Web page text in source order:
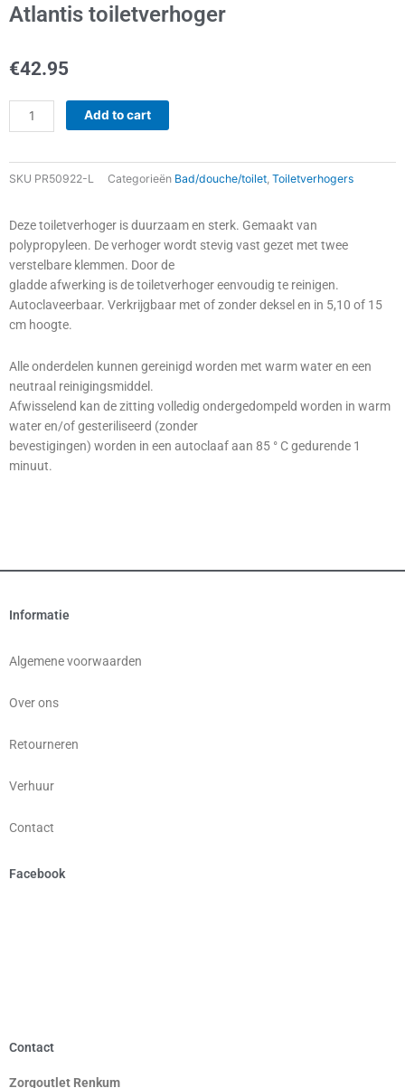
Atlantis toiletverhoger
€42.95
Atlantis
toiletverhoger
Add to cart
SKU PR50922-L Categorieën Bad/douche/toilet Toiletverhogers
Deze toiletverhoger is duurzaam en sterk. Gemaakt van
polypropyleen. De verhoger wordt stevig vast gezet met twee
verstelbare klemmen. Door de
gladde afwerking is de toiletverhoger eenvoudig te reinigen.
Autoclaveerbaar. Verkrijgbaar met of zonder deksel en in 5,10 of 15
cm hoogte.
Alle onderdelen kunnen gereinigd worden met warm water en een
neutraal reinigingsmiddel.
Afwisselend kan de zitting volledig ondergedompeld worden in warm
water en/of gesteriliseerd (zonder
bevestigingen) worden in een autoclaaf aan 85 ° C gedurende 1
minuut.
Informatie
Algemene voorwaarden
Over ons
Retourneren
Verhuur
Contact
Facebook
Contact
Zorgoutlet Renkum